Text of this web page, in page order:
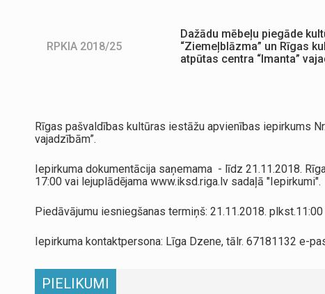
RPKIA 2018/25
Dažādu mēbeļu piegāde
“Ziemeļblāzma” un Rīgas
atpūtas centra “Imanta”
Rīgas pašvaldības kultūras iestāžu apvienības iepirkums
vajadzībām”.
Iepirkuma dokumentācija saņemama - līdz 21.11.2018.
17:00 vai lejuplādējama www.iksd.riga.lv sadaļā "Iepirkumi".
Piedāvājumu iesniegšanas termiņš: 21.11.2018. plkst.11:00
Iepirkuma kontaktpersona: Līga Dzene, tālr. 67181132 e-
PIELIKUMI